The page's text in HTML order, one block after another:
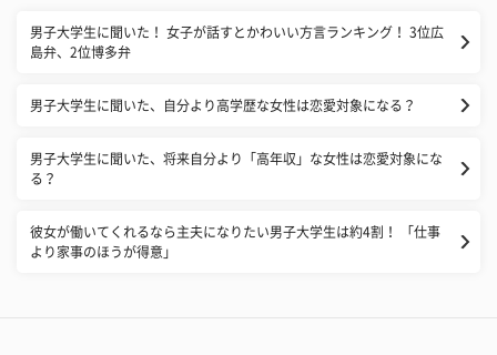
男子大学生に聞いた！ 女子が話すとかわいい方言ランキング！ 3位広
島弁、2位博多弁
男子大学生に聞いた、自分より高学歴な女性は恋愛対象になる？
男子大学生に聞いた、将来自分より「高年収」な女性は恋愛対象にな
る？
彼女が働いてくれるなら主夫になりたい男子大学生は約4割！ 「仕事
より家事のほうが得意」